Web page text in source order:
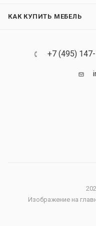
КАК КУПИТЬ МЕБЕЛЬ
+7 (495)
Изображение на